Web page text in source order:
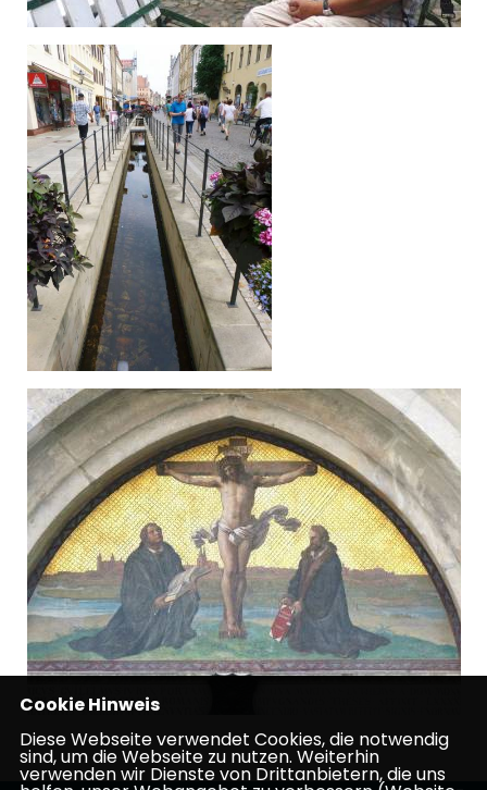
Cookie Hinweis
Diese Webseite verwendet Cookies, die notwendig
sind, um die Webseite zu nutzen. Weiterhin
verwenden wir Dienste von Drittanbietern, die uns